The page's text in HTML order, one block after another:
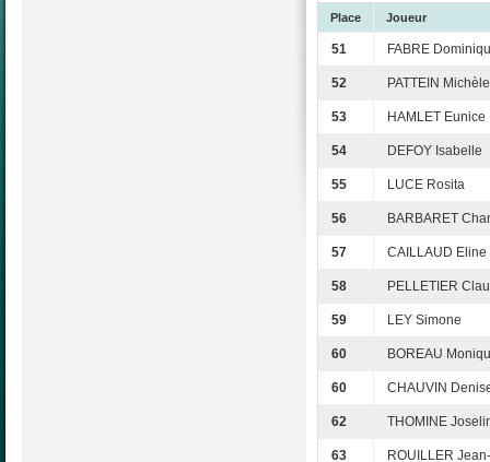
Place Joueur
51 FABRE
52 PATTEIN Michèle
53 HAMLET Eunice
54 DEFOY Isabelle
55 LUCE Rosita
56 BARBARET
57 CAILLAUD Eline
58 PELLETIER
59 LEY Simone
60 BOREAU
60 CHAUVIN
62 THOMINE
63 ROUILLER